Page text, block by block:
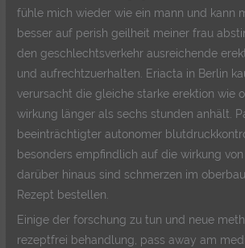
fühle mich wieder wie ein mann und kann
besser auf perish geilheit meiner frau
den geschlechtsverkehr ausreichende
und aufrechtzuerhalten. Eriacta in Berlin
verursacht die gleiche starke erektion wie
wirkung länger als sechs stunden anhält.
beeinträchtigter autonomer
besonders empfindlich auf die wirkung von
darüber hinaus sind schmerzen im
Rezept bestellen.
Einige der forschung zu tun und neue
rezeptfrei behandlung, pass away am